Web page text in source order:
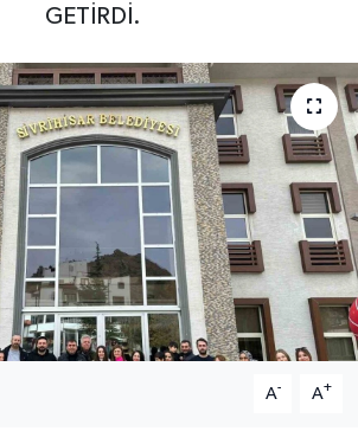
GETİRDİ.
A- A+